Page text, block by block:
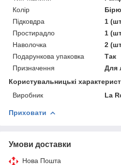
Колір
Підковдра
1
Простирадло
1
Наволочка
2
Подарункова упаковка
Так
Призначення
Для
Користувальницькі
Виробник
La
Приховати
Умови доставки
Нова Пошта